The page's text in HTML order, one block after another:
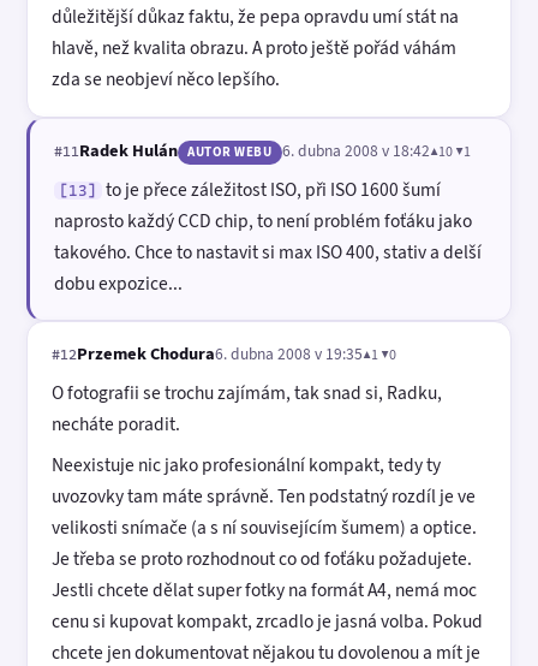
důležitější důkaz faktu, že pepa opravdu umí stát na
hlavě, než kvalita obrazu. A proto ještě pořád váhám
zda se neobjeví něco lepšího.
#11Radek Hulán AUTOR WEBU 6. dubna 2008 v 18:42▲10 ▼1
[13]
to je přece záležitost ISO, při ISO 1600 šumí
naprosto každý CCD chip, to není problém foťáku jako
takového. Chce to nastavit si max ISO 400, stativ a delší
dobu expozice...
#12Przemek Chodura6. dubna 2008 v 19:35▲1 ▼0
O fotografii se trochu zajímám, tak snad si, Radku,
necháte poradit.
Neexistuje nic jako profesionální kompakt, tedy ty
uvozovky tam máte správně. Ten podstatný rozdíl je ve
velikosti snímače (a s ní souvisejícím šumem) a optice.
Je třeba se proto rozhodnout co od foťáku požadujete.
Jestli chcete dělat super fotky na formát A4, nemá moc
cenu si kupovat kompakt, zrcadlo je jasná volba. Pokud
chcete jen dokumentovat nějakou tu dovolenou a mít je